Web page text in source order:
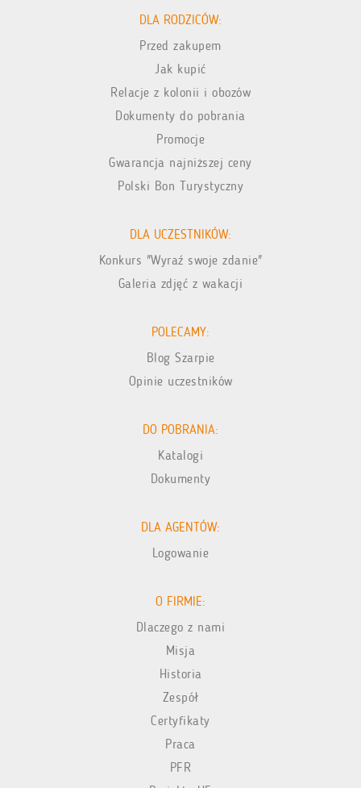
DLA RODZICÓW:
Przed zakupem
Jak kupić
Relacje z kolonii i obozów
Dokumenty do pobrania
Promocje
Gwarancja najniższej ceny
Polski Bon Turystyczny
DLA UCZESTNIKÓW:
Konkurs "Wyraź swoje zdanie"
Galeria zdjęć z wakacji
POLECAMY:
Blog Szarpie
Opinie uczestników
DO POBRANIA:
Katalogi
Dokumenty
DLA AGENTÓW:
Logowanie
O FIRMIE:
Dlaczego z nami
Misja
Historia
Zespół
Certyfikaty
Praca
PFR